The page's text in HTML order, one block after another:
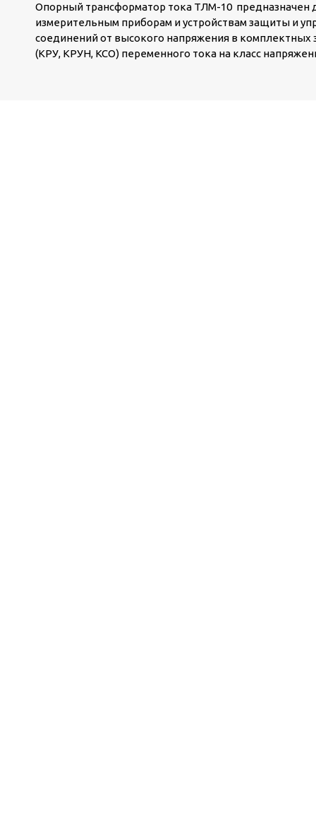
Опорный трансформатор тока ТЛМ-10 предназначен
измерительным приборам и устройствам защиты и
соединений от высокого напряжения в комплектных
(КРУ, КРУН, КСО) переменного тока на класс